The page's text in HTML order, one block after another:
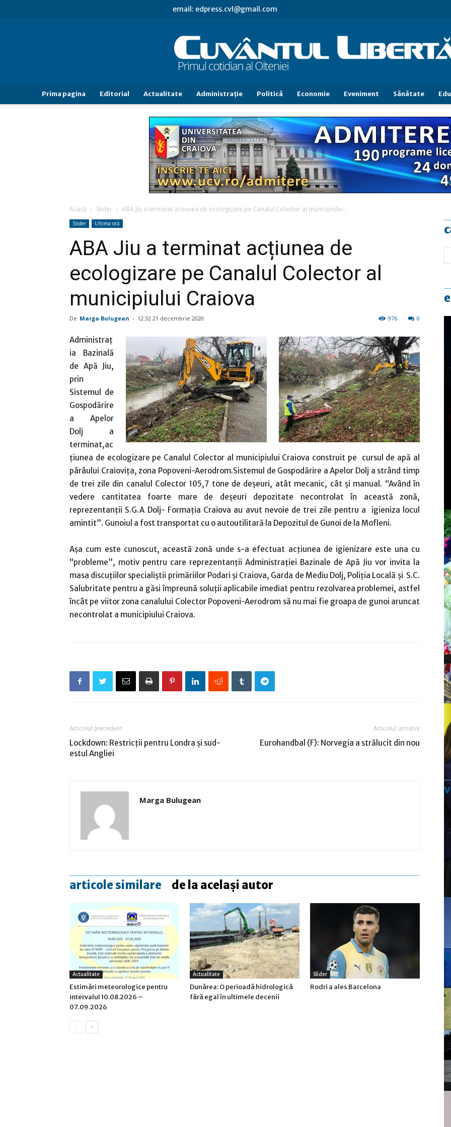
email: edpress.cvl@gmail.com
Cuvântul
Libertăţii
Prima pagina Editorial Actualitate Administraţie Politică Economie Eveniment Sănătate
Acasă Slider ABA Jiu a terminat acțiunea de ecologizare pe Canalul Colector al municipiului...
Slider Ultima oră
ABA Jiu a terminat acțiunea de
ecologizare pe Canalul Colector al
municipiului Craiova
De Marga Bulugean - 12:32 21 decembrie 2020 0
976
Administraț
ia Bazinală
de Apă Jiu,
prin
Sistemul de
Gospodărire
a Apelor
Dolj a
terminat,ac
țiunea de ecologizare pe Canalul Colector al municipiului Craiova construit pe cursul de apă al
pârâului Craiovița, zona Popoveni-Aerodrom.Sistemul de Gospodărire a Apelor Dolj a strând timp
de trei zile din canalul Colector 105,7 tone de deșeuri, atât mecanic, cât și manual. “Având în
vedere cantitatea foarte mare de deșeuri depozitate necontrolat în această zonă,
reprezentanții S.G.A Dolj- Formația Craiova au avut nevoie de trei zile pentru a igieniza locul
amintit”. Gunoiul a fost transportat cu o autoutilitară la Depozitul de Gunoi de la Mofleni.
Așa cum este cunoscut, această zonă unde s-a efectuat acțiunea de igienizare este una cu
“probleme”, motiv pentru care reprezentanții Administrației Bazinale de Apă Jiu vor invita la
masa discuțiilor specialiștii primăriilor Podari și Craiova, Garda de Mediu Dolj, Poliția Locală și S.C.
Salubritate pentru a găsi împreună soluții aplicabile imediat pentru rezolvarea problemei, astfel
încât pe viitor zona canalului Colector Popoveni-Aerodrom să nu mai fie groapa de gunoi aruncat
necontrolat a municipiului Craiova.
Articolul precedent
Lockdown: Restricţii pentru Londra şi sud-
estul Angliei
Articolul următor
Eurohandbal (F): Norvegia a strălucit din nou
Marga Bulugean
articole similare de la același autor
Actualitate
Estimări meteorologice pentru
intervalul 10.08.2026 –
07.09.2026
Actualitate
Dunărea: O perioadă hidrologică
fără egal în ultimele decenii
Slider
Rodri a ales Barcelona